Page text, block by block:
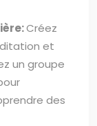
Créez
et
un groupe
des